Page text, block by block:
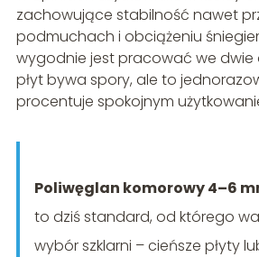
zachowujące stabilność nawet
podmuchach i obciążeniu
wygodnie jest pracować we
płyt bywa spory, ale to
procentuje spokojnym
Poliwęglan komorowy 4–6
to dziś standard, od którego
wybór szklarni – cieńsze płyty